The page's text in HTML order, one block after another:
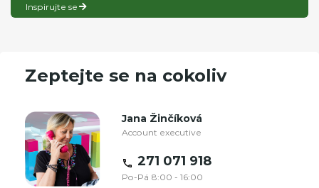
Inspirujte se
Zeptejte se na cokoliv
Jana Žinčíková
Account executive
271 071 918
Po-Pá 8:00 - 16:00